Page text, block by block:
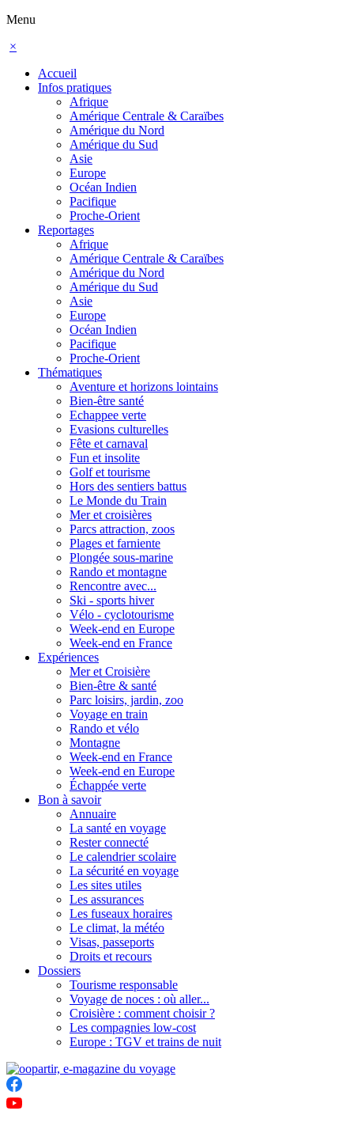
Menu
×
Accueil
Infos pratiques
Afrique
Amérique Centrale & Caraïbes
Amérique du Nord
Amérique du Sud
Asie
Europe
Océan Indien
Pacifique
Proche-Orient
Reportages
Afrique
Amérique Centrale & Caraïbes
Amérique du Nord
Amérique du Sud
Asie
Europe
Océan Indien
Pacifique
Proche-Orient
Thématiques
Aventure et horizons lointains
Bien-être santé
Echappee verte
Evasions culturelles
Fête et carnaval
Fun et insolite
Golf et tourisme
Hors des sentiers battus
Le Monde du Train
Mer et croisières
Parcs attraction, zoos
Plages et farniente
Plongée sous-marine
Rando et montagne
Rencontre avec...
Ski - sports hiver
Vélo - cyclotourisme
Week-end en Europe
Week-end en France
Expériences
Mer et Croisière
Bien-être & santé
Parc loisirs, jardin, zoo
Voyage en train
Rando et vélo
Montagne
Week-end en France
Week-end en Europe
Échappée verte
Bon à savoir
Annuaire
La santé en voyage
Rester connecté
Le calendrier scolaire
La sécurité en voyage
Les sites utiles
Les assurances
Les fuseaux horaires
Le climat, la météo
Visas, passeports
Droits et recours
Dossiers
Tourisme responsable
Voyage de noces : où aller...
Croisière : comment choisir ?
Les compagnies low-cost
Europe : TGV et trains de nuit